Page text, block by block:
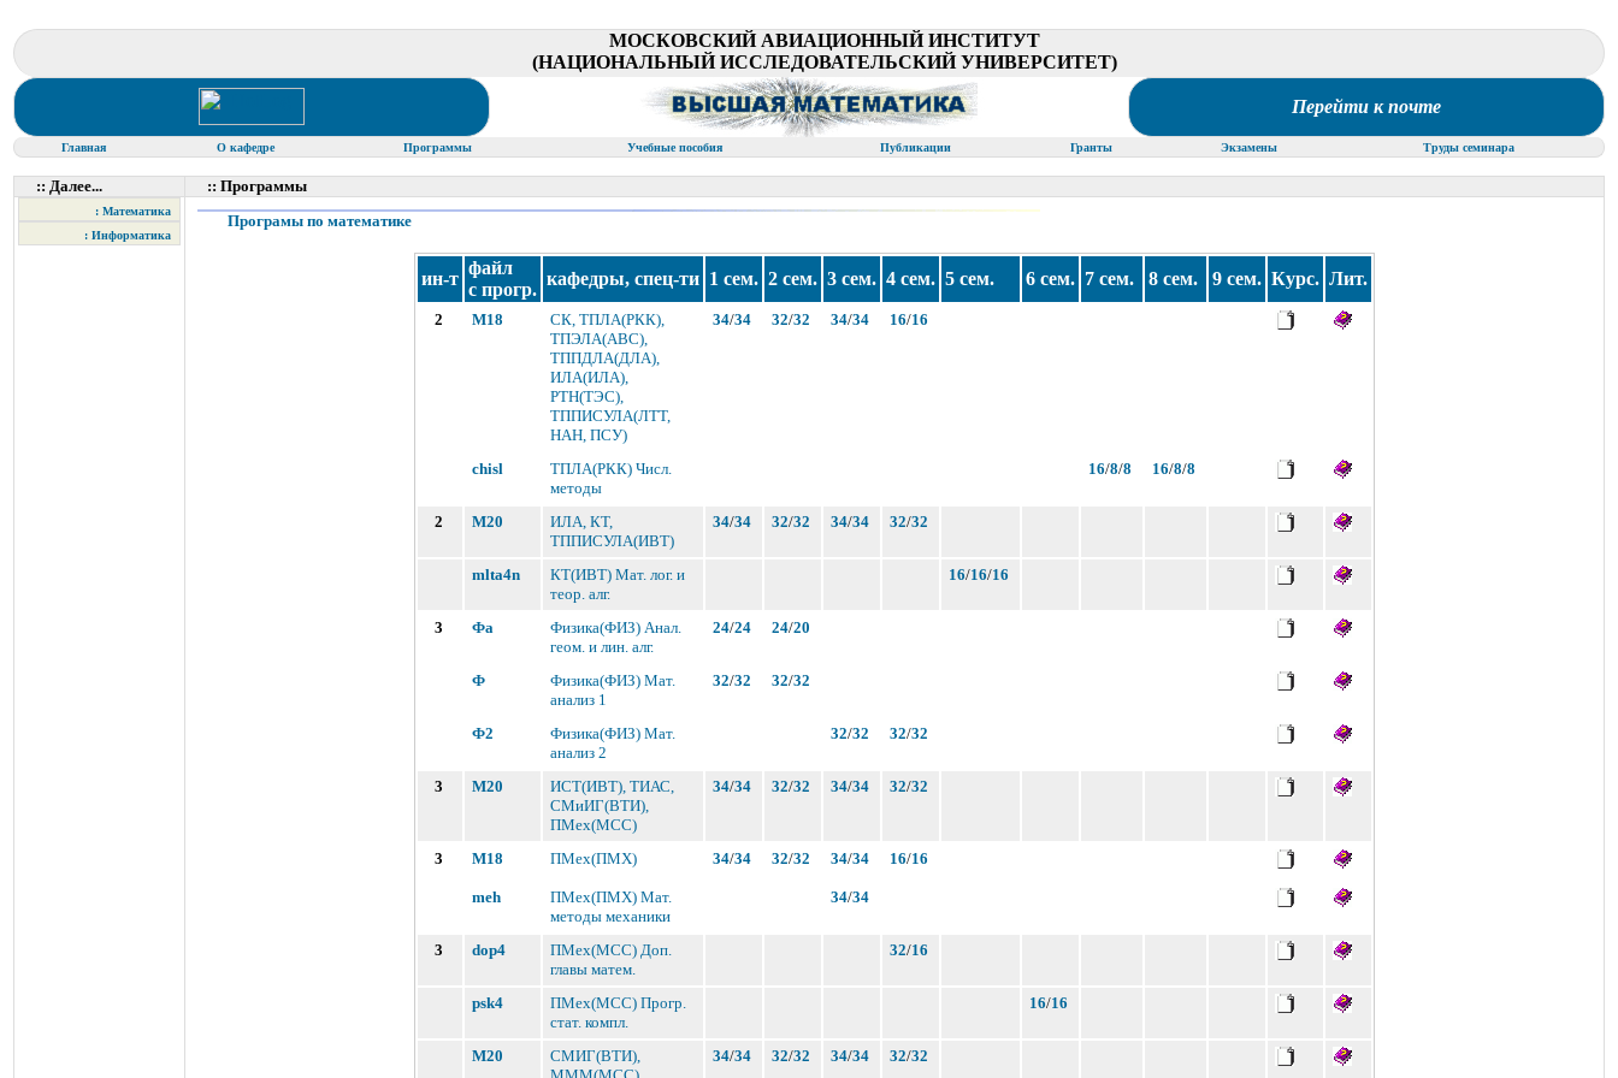
МОСКОВСКИЙ АВИАЦИОННЫЙ ИНСТИТУТ
(НАЦИОНАЛЬНЫЙ ИССЛЕДОВАТЕЛЬСКИЙ УНИВЕРСИТЕТ)
Перейти к почте
Главная О кафедре Программы Учебные пособия Публикации Гранты Экзамены Труды семинара
:: Далее... :: Программы
: Математика
: Информатика
Програмы по математике
ин-т
файл
с прогр.
кафедры, спец-ти 1 сем. 2 сем. 3 сем. 4 сем. 5 сем. 6 сем. 7 сем. 8 сем. 9 сем. Курс. Лит.
2 M18
СК, ТПЛА(РКК),
ТПЭЛА(АВС),
ТППДЛА(ДЛА),
ИЛА(ИЛА),
РТН(ТЭС),
ТППИСУЛА(ЛТТ,
НАН, ПСУ)
34/34 32/32 34/34 16/16
chisl
ТПЛА(РКК) Числ.
методы
16/8/8 16/8/8
2 M20
ИЛА, КТ,
ТППИСУЛА(ИВТ)
34/34 32/32 34/34 32/32
mlta4n
КТ(ИВТ) Мат. лог. и
теор. алг.
16/16/16
3 Фа
Физика(ФИЗ) Анал.
геом. и лин. алг.
24/24 24/20
Ф
Физика(ФИЗ) Мат.
анализ 1
32/32 32/32
Ф2
Физика(ФИЗ) Мат.
анализ 2
32/32 32/32
3 M20
ИСТ(ИВТ), ТИАС,
СМиИГ(ВТИ),
ПМех(МСС)
34/34 32/32 34/34 32/32
3 M18 ПМех(ПМХ) 34/34 32/32 34/34 16/16
meh
ПМех(ПМХ) Мат.
методы механики
34/34
3 dop4
ПМех(МСС) Доп.
главы матем.
32/16
psk4
ПМех(МСС) Прогр.
стат. компл.
16/16
M20
СМИГ(ВТИ),
34/34 32/32 34/34 32/32